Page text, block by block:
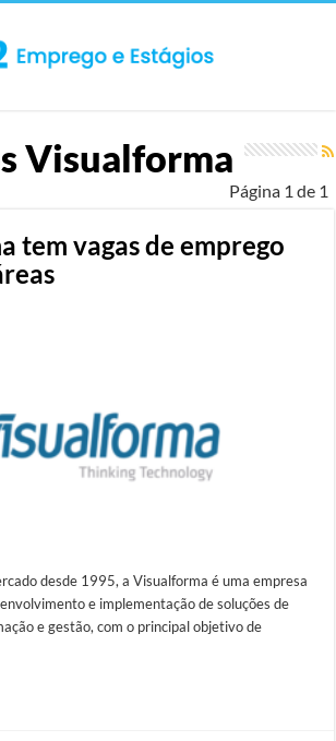
Visualforma
Página 1 de 1
tem vagas de emprego
desde 1995, a Visualforma é uma empresa
e implementação de soluções de
e gestão, com o principal objetivo de